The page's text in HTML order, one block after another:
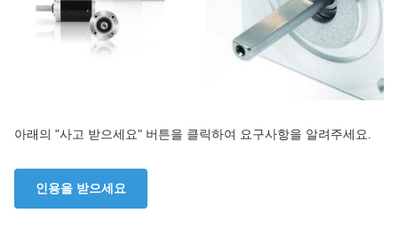
아래의 "사고 받으세요" 버튼을 클릭하여 요구사항을 알려주세요.
인용을 받으세요